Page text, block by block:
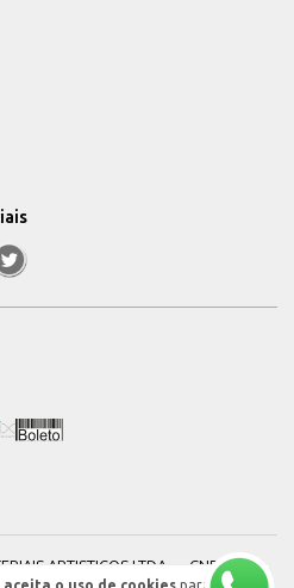
ARTISTICOS LTDA — CNPJ: